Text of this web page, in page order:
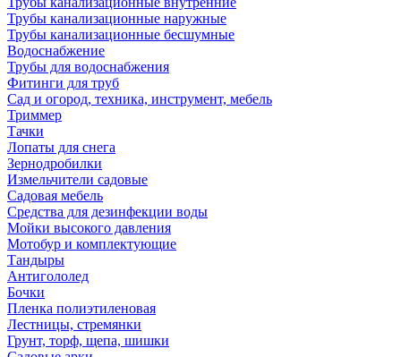
Трубы канализационные наружные
Трубы канализационные бесшумные
Водоснабжение
Трубы для водоснабжения
Фитинги для труб
Сад и огород, техника, инструмент, мебель
Триммер
Тачки
Лопаты для снега
Зернодробилки
Измельчители садовые
Садовая мебель
Средства для дезинфекции воды
Мойки высокого давления
Мотобур и комплектующие
Тандыры
Антигололед
Бочки
Пленка полиэтиленовая
Лестницы, стремянки
Грунт, торф, щепа, шишки